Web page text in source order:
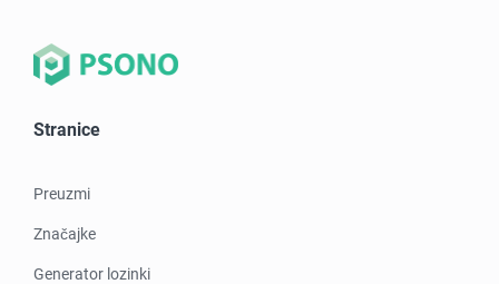
Stranice
Preuzmi
Značajke
Generator lozinki